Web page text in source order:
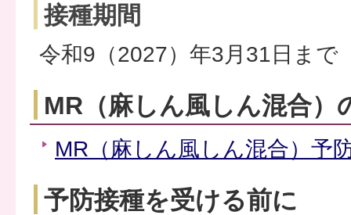
接種期間
令和9（2027）年3月31日まで
MR（麻しん風しん混合）
MR（麻しん風しん混合）予
予防接種を受ける前に